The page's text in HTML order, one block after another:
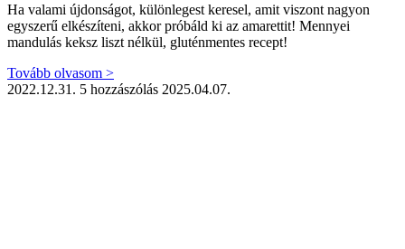
Ha valami újdonságot, különlegest keresel, amit viszont nagyon
egyszerű elkészíteni, akkor próbáld ki az amarettit! Mennyei
mandulás keksz liszt nélkül, gluténmentes recept!
Tovább olvasom >
2022.12.31. 5 hozzászólás 2025.04.07.